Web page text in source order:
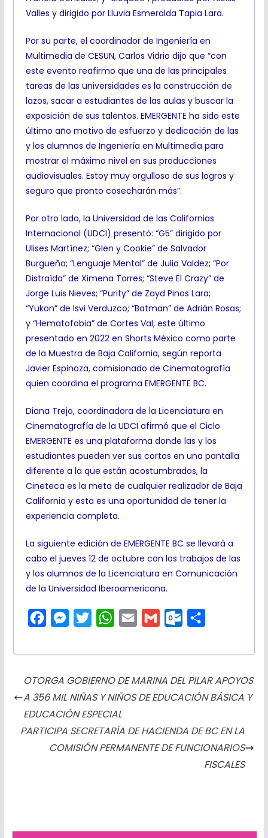
Valles y dirigido por Lluvia Esmeralda Tapia Lara.
Por su parte, el coordinador de Ingeniería en
Multimedia de CESUN, Carlos Vidrio dijo que “con
este evento reafirmo que una de las principales
tareas de las universidades es la construcción de
lazos, sacar a estudiantes de las aulas y buscar la
exposición de sus talentos. EMERGENTE ha sido este
último año motivo de esfuerzo y dedicación de las
y los alumnos de Ingeniería en Multimedia para
mostrar el máximo nivel en sus producciones
audiovisuales. Estoy muy orgulloso de sus logros y
seguro que pronto cosecharán más”.
Por otro lado, la Universidad de las Californias
Internacional (UDCI) presentó: “G5” dirigido por
Ulises Martínez; “Glen y Cookie” de Salvador
Burgueño; “Lenguaje Mental” de Julio Valdez; “Por
Distraída” de Ximena Torres; “Steve El Crazy” de
Jorge Luis Nieves; “Purity” de Zayd Pinos Lara;
“Yukon” de Isvi Verduzco; “Batman” de Adrián Rosas;
y “Hematofobia” de Cortes Val, este último
presentado en 2022 en Shorts México como parte
de la Muestra de Baja California, según reporta
Javier Espinoza, comisionado de Cinematografía
quien coordina el programa EMERGENTE BC.
Diana Trejo, coordinadora de la Licenciatura en
Cinematografía de la UDCI afirmó que el Ciclo
EMERGENTE es una plataforma donde las y los
estudiantes pueden ver sus cortos en una pantalla
diferente a la que están acostumbrados, la
Cineteca es la meta de cualquier realizador de Baja
California y esta es una oportunidad de tener la
experiencia completa.
La siguiente edición de EMERGENTE BC se llevará a
cabo el jueves 12 de octubre con los trabajos de las
y los alumnos de la Licenciatura en Comunicación
de la Universidad Iberoamericana.
c
o
o
k
M
s
n
g
e
i
e
r
W
a
A
p
p
a
a
t
k
.
m
t
i
r
OTORGA GOBIERNO DE MARINA DEL PILAR APOYOS
A 356 MIL NIÑAS Y NIÑOS DE EDUCACIÓN BÁSICA Y
EDUCACIÓN ESPECIAL
PARTICIPA SECRETARÍA DE HACIENDA DE BC EN LA
COMISIÓN PERMANENTE DE FUNCIONARIOS
FISCALES